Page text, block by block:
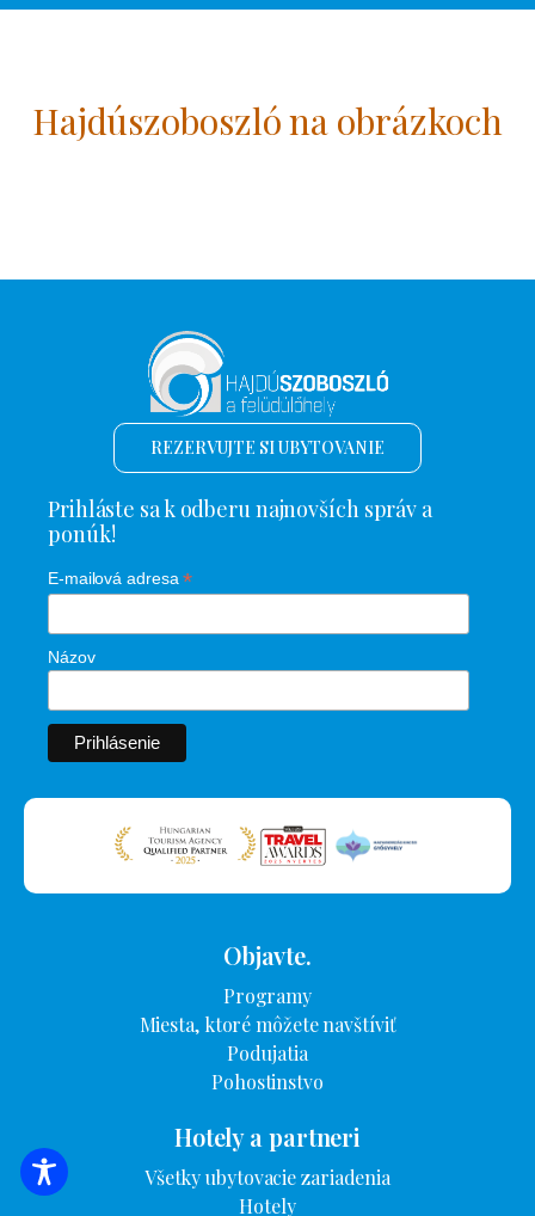
Hajdúszoboszló na obrázkoch
VYHĽADÁVANIE UBYTOVANIA
REZERVUJTE SI UBYTOVANIE
Prihláste sa k odberu najnovších správ a
ponúk!
E-mailová adresa*
Názov
Objavte.
Programy
Miesta, ktoré môžete navštíviť
Podujatia
Pohostinstvo
Hotely a partneri
Všetky ubytovacie zariadenia
Hotely